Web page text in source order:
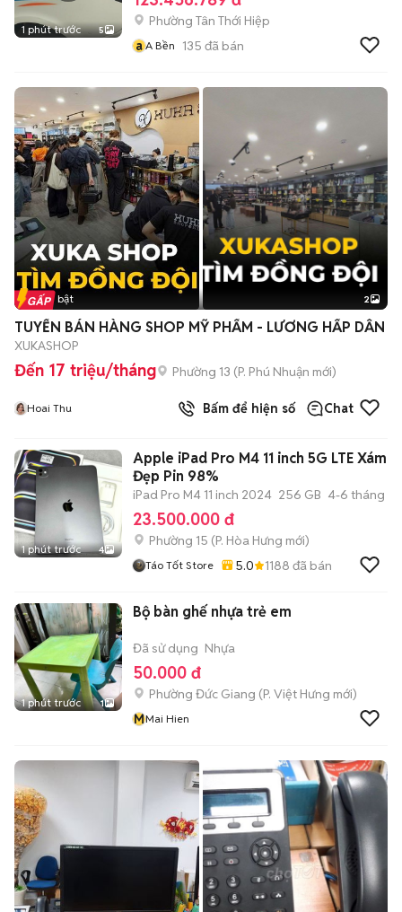
1 phút trước 5
Phường Tân Thới Hiệp
a A Bền 135 đã bán
Tin nổi bật 2
TUYỂN BÁN HÀNG SHOP MỸ PHẨM - LƯƠNG HẤP DẪN
XUKASHOP
Đến 17 triệu/tháng Phường 13 (P. Phú Nhuận mới)
Hoai Thu Bấm để hiện số Chat
1 phút trước 4
Apple iPad Pro M4 11 inch 5G LTE Xám
Đẹp Pin 98%
iPad Pro M4 11 inch 2024 256 GB 4-6 tháng
23.500.000 đ
Phường 15 (P. Hòa Hưng mới)
Táo Tốt Store 5.0 1188 đã bán
1 phút trước 1
Bộ bàn ghế nhựa trẻ em
Đã sử dụng Nhựa
50.000 đ
Phường Đức Giang (P. Việt Hưng mới)
MMai Hien